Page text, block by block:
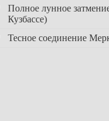
Полное лунное
Кузбассе)
Тесное соединение